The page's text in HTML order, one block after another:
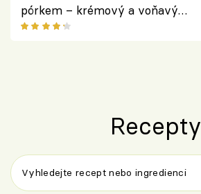
pórkem – krémový a voňavý
pokrm z jednoho hrnce
Recepty